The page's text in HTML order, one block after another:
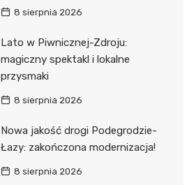
8 sierpnia 2026
Lato w Piwnicznej-Zdroju:
magiczny spektakl i lokalne
przysmaki
8 sierpnia 2026
Nowa jakość drogi Podegrodzie-
Łazy: zakończona modernizacja!
8 sierpnia 2026